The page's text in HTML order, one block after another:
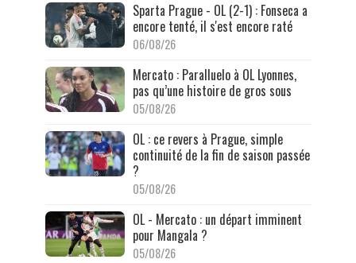
Sparta Prague - OL (2-1) : Fonseca a
encore tenté, il s'est encore raté
06/08/26
Mercato : Paralluelo à OL Lyonnes,
pas qu’une histoire de gros sous
05/08/26
OL : ce revers à Prague, simple
continuité de la fin de saison passée
?
05/08/26
OL - Mercato : un départ imminent
pour Mangala ?
05/08/26